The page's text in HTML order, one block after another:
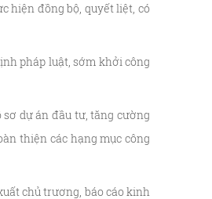
hiện đồng bộ, quyết liệt, có
pháp luật, sớm khởi công
dự án đầu tư, tăng cường
thiện các hạng mục công
chủ trương, báo cáo kinh